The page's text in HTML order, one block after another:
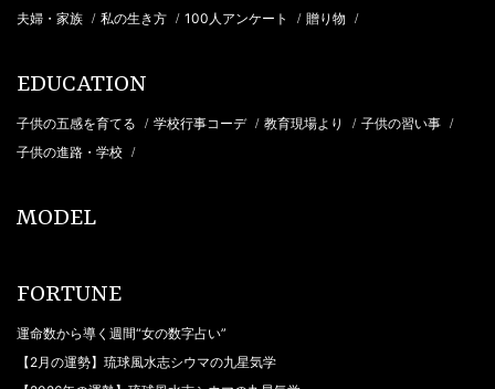
夫婦・家族 / 私の生き方 / 100人アンケート / 贈り物 /
EDUCATION
子供の五感を育てる / 学校行事コーデ / 教育現場より / 子供の習い事 /
子供の進路・学校 /
MODEL
FORTUNE
運命数から導く週間“女の数字占い”
【2月の運勢】琉球風水志シウマの九星気学